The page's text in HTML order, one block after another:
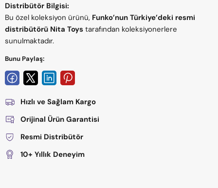
Distribütör Bilgisi:
Bu özel koleksiyon ürünü, Funko’nun Türkiye’deki resmi
distribütörü Nita Toys tarafından koleksiyonerlere
sunulmaktadır.
Bunu Paylaş:
Hızlı ve Sağlam Kargo
Orijinal Ürün Garantisi
Resmi Distribütör
10+ Yıllık Deneyim